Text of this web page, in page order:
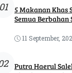
5 Makanan Khas
Semua Berbahan
11 September,
Putra Haerul